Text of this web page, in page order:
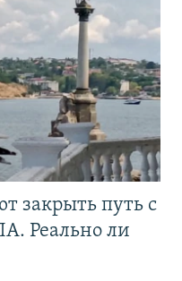
закрыть путь с
Реально ли